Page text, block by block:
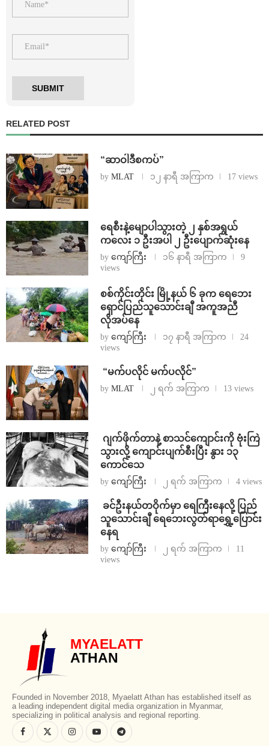
RELATED POST
“ဆာဝါဒီစကပ်”
by MLAT ၁၂ နာရီ အကြာက 17 views
ရေစီးနဲ့မျောပါသွားတဲ့ ၂ နှစ်အရွယ်
ကလေး ၁ ဦးအပါ ၂ ဦးပျောက်ဆုံးနေ
by ကျော်ကြီး ၁၆ နာရီ အကြာက
9
views
စစ်ကိုင်းတိုင်း မြို့နယ် ၆ ခုက ရေဘေး
ရှောင်ပြည်သူသောင်းချီ အကူအညီ
လိုအပ်နေ
by ကျော်ကြီး ၁၇ နာရီ အကြာက
24
views
⁨ ⁨“မက်ပလိုင် မက်ပလိုင်”
by MLAT ၂ ရက် အကြာက 13 views
⁨⁩ ⁨ဂျက်ဖိုက်တာနဲ့ စာသင်ကျောင်းကို ဗုံးကြဲ
သွားလို့ ကျောင်းပျက်စီးပြီး နွား ၁၃
ကောင်သေ
by ကျော်ကြီး ၂ ရက် အကြာက 4 views
⁩ ⁨ခင်ဦးနယ်တဝိုက်မှာ ရေကြီးနေလို့ ပြည်
သူသောင်းချီ ရေဘေးလွတ်ရာရွှေ့ပြောင်း
နေရ
by ကျော်ကြီး ၂ ရက် အကြာက
11
views
MYAELATT
ATHAN
Founded in November 2018, Myaelatt Athan has established itself as
a leading independent digital media organization in Myanmar,
specializing in political analysis and regional reporting.